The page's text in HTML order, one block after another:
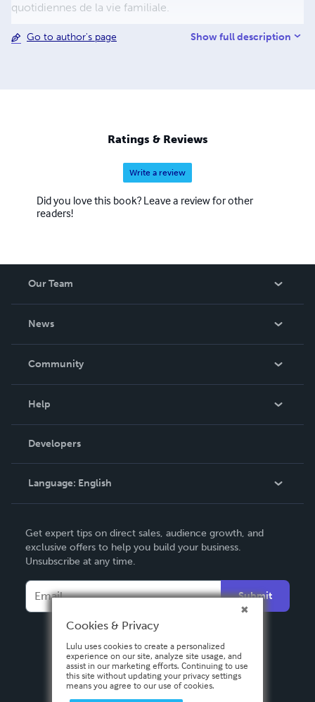
quotidiennes de la vie familiale.
Go to author's page Show full description
Ratings & Reviews
Write a review
Did you love this book? Leave a review for other
readers!
Our Team
News
In The News
Community
Podcast
Help
Order Lookup
Knowledge Base
Contact Support
Developers
Language: English
Deutsch
Français
Italiano
Español
Get expert tips on direct sales, audience growth, and
exclusive offers to help you build your business.
Unsubscribe at any time.
Submit
Cookies & Privacy
Lulu uses cookies to create a personalized
experience on our site, analyze site usage, and
assist in our marketing efforts. Continuing to use
this site without updating your privacy settings
means you agree to our use of cookies.